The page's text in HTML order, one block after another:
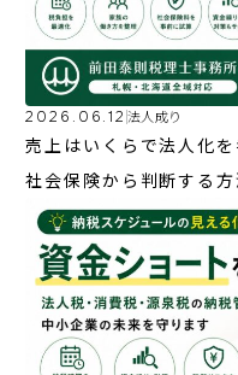
2026.06.12 法人成り
売上はいくらで法人化
社会保険から判断する方